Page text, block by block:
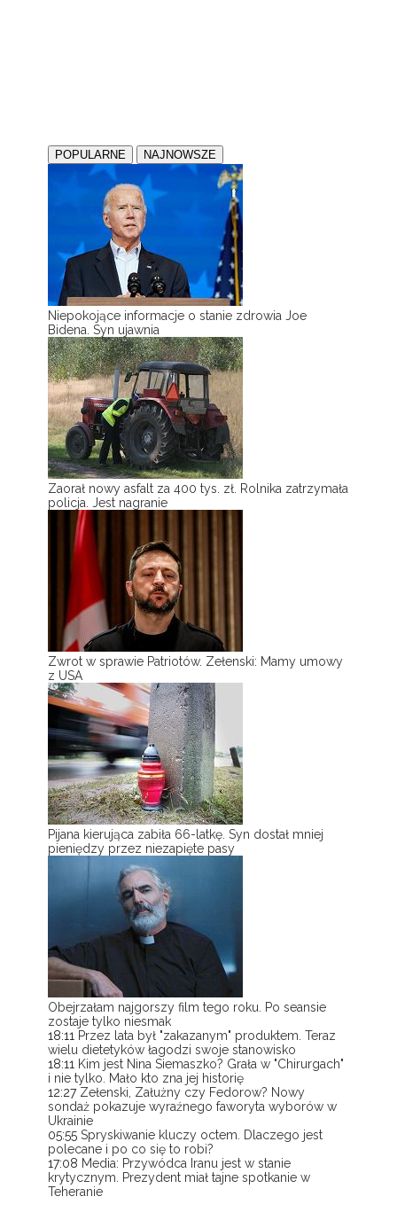
POPULARNE NAJNOWSZE
Niepokojące informacje o stanie zdrowia Joe
Bidena. Syn ujawnia
Zaorał nowy asfalt za 400 tys. zł. Rolnika zatrzymała
policja. Jest nagranie
Zwrot w sprawie Patriotów. Zełenski: Mamy umowy
z USA
Pijana kierująca zabiła 66-latkę. Syn dostał mniej
pieniędzy przez niezapięte pasy
Obejrzałam najgorszy film tego roku. Po seansie
zostaje tylko niesmak
18:11 Przez lata był "zakazanym" produktem. Teraz
wielu dietetyków łagodzi swoje stanowisko
18:11 Kim jest Nina Siemaszko? Grała w "Chirurgach"
i nie tylko. Mało kto zna jej historię
12:27 Zełenski, Załużny czy Fedorow? Nowy
sondaż pokazuje wyraźnego faworyta wyborów w
Ukrainie
05:55 Spryskiwanie kluczy octem. Dlaczego jest
polecane i po co się to robi?
17:08 Media: Przywódca Iranu jest w stanie
krytycznym. Prezydent miał tajne spotkanie w
Teheranie